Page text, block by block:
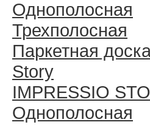
Однополосная
Трехполосная
Паркетная
Story
IMPRESSIO
Однополосная